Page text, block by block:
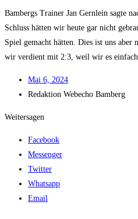
Bam­bergs Trai­ner Jan Gern­lein sag­te
Schluss hät­ten wir heu­te gar nicht
Spiel gemacht hät­ten. Dies ist uns
wir ver­dient mit 2:3, weil wir es ein­fach
Mai 6, 2024
Redak­ti­on Web­echo Bamberg
Weitersagen
Facebook
Messenger
Twitter
Whatsapp
Email